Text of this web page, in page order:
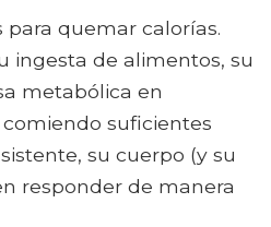
para quemar calorías.
ingesta de alimentos, su
metabólica en
suficientes
su cuerpo (y su
responder de manera